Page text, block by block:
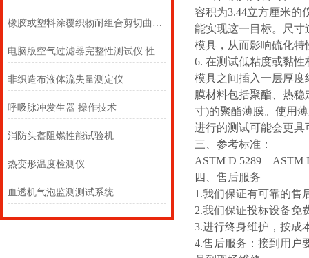
橡胶或塑料涂覆织物耐组合剪切曲挠和磨擦性能的测定仪
电脑版空气过滤器完整性测试仪 性能特征
非织造布液体流失量测定仪
呼吸脉冲发生器 操作技术
消防头盔阻燃性能试验机
热变形温度检测仪
血透机气泡监测测试系统
容积为3.44立方厘米的
能实现这一目标。尺
模具，从而影响硫化特
6. 在测试低粘度或黏性
模具之间插入一层厚度
膜材料包括聚酯、热稳
寸)的聚酯薄膜。使用
进行的测试可能会更具
‌三、 参考标准：
ASTM D 5289 ASTM
四、 售后服务
1 .我们保证有可靠的售
2.我们保证投标设备免
3.进行终身维护，按成
4.售后服务：接到用户